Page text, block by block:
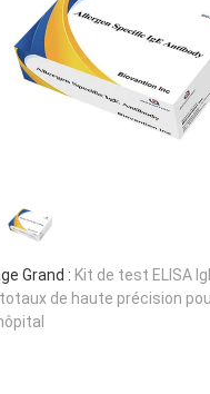
Grand : Kit de test ELISA
totaux de haute précision